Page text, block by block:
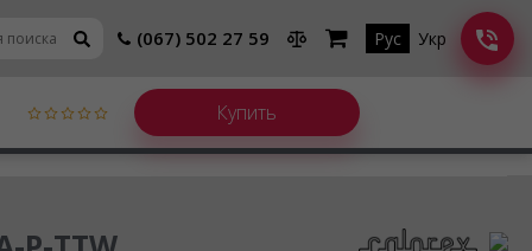
(067) 502 27 59 Рус Укр